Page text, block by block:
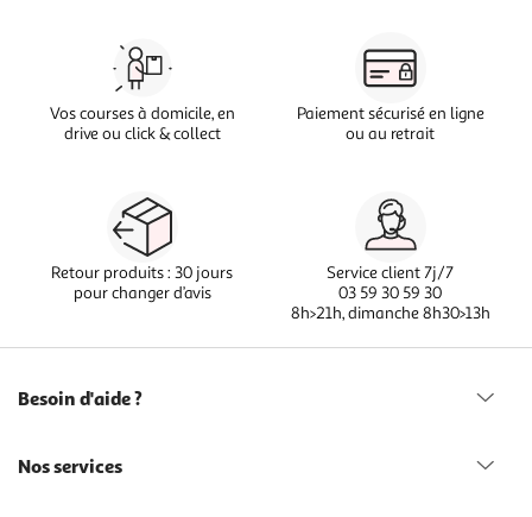
Vos courses à domicile, en
drive ou click & collect
Paiement sécurisé en ligne
ou au retrait
Retour produits : 30 jours
pour changer d’avis
Service client 7j/7
03 59 30 59 30
8h>21h, dimanche 8h30>13h
Besoin d'aide ?
Nos services